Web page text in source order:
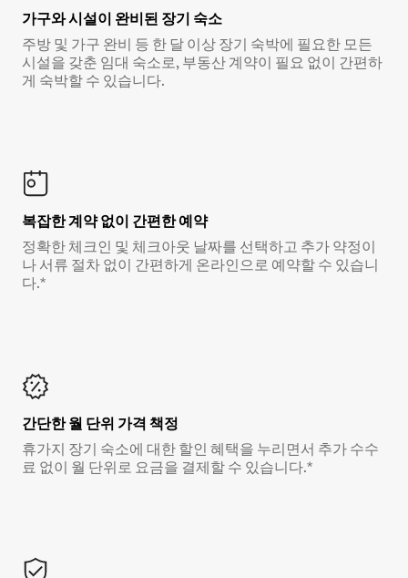
가구와 시설이 완비된 장기 숙소
주방 및 가구 완비 등 한 달 이상 장기 숙박에 필요한 모든
시설을 갖춘 임대 숙소로, 부동산 계약이 필요 없이 간편하
게 숙박할 수 있습니다.
복잡한 계약 없이 간편한 예약
정확한 체크인 및 체크아웃 날짜를 선택하고 추가 약정이
나 서류 절차 없이 간편하게 온라인으로 예약할 수 있습니
다.*
간단한 월 단위 가격 책정
휴가지 장기 숙소에 대한 할인 혜택을 누리면서 추가 수수
료 없이 월 단위로 요금을 결제할 수 있습니다.*